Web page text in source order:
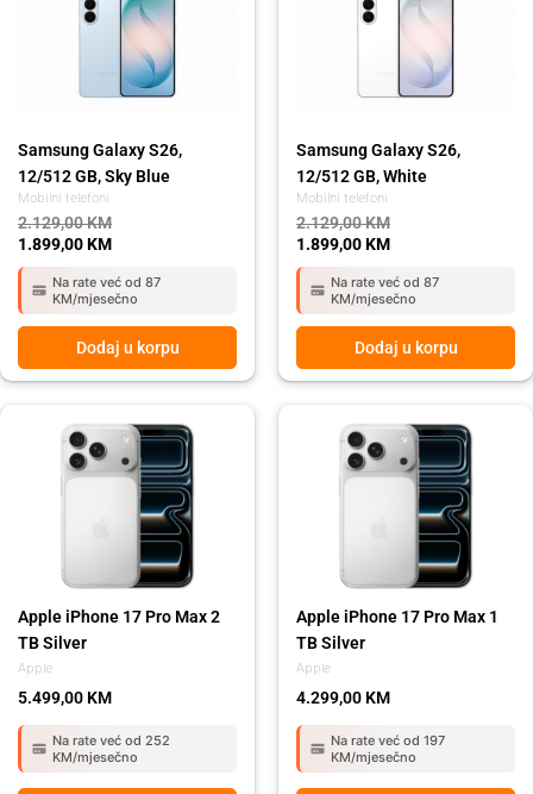
Mobilni telefoni
Samsung Galaxy S26,
12/512 GB, Sky Blue
2.129,00KM
2.129,00 KM.
1.899,00KM
1.899,00 KM.
Na rate već od 87
KM/mjesečno
Dodaj u korpu
Mobilni telefoni
Samsung Galaxy S26,
12/512 GB, White
2.129,00KM
2.129,00 KM.
1.899,00KM
1.899,00 KM.
Na rate već od 87
KM/mjesečno
Dodaj u korpu
Apple
Apple iPhone 17 Pro Max 2
TB Silver
5.499,00 KM
Na rate već od 252
KM/mjesečno
Apple
Apple iPhone 17 Pro Max 1
TB Silver
4.299,00 KM
Na rate već od 197
KM/mjesečno